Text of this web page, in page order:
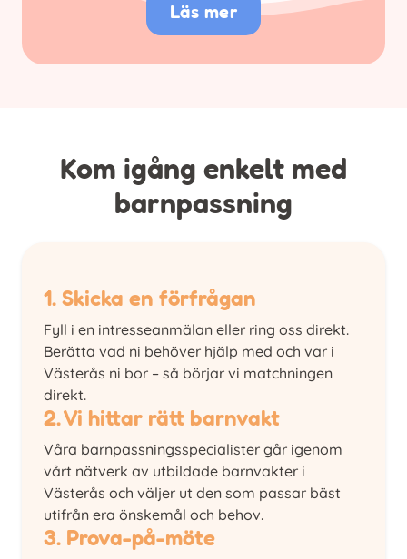
Läs mer
Kom igång enkelt med
barnpassning
1. Skicka en förfrågan
Fyll i en intresseanmälan eller ring oss direkt.
Berätta vad ni behöver hjälp med och var i
Västerås ni bor – så börjar vi matchningen
direkt.
2. Vi hittar rätt barnvakt
Våra barnpassningsspecialister går igenom
vårt nätverk av utbildade barnvakter i
Västerås och väljer ut den som passar bäst
utifrån era önskemål och behov.
3. Prova-på-möte